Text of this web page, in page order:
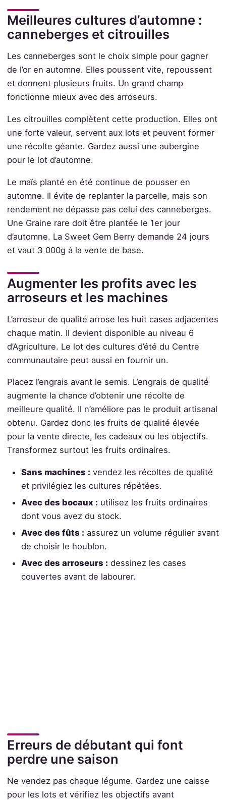
Meilleures cultures d’automne :
canneberges et citrouilles
Les canneberges sont le choix simple pour gagner
de l’or en automne. Elles poussent vite, repoussent
et donnent plusieurs fruits. Un grand champ
fonctionne mieux avec des arroseurs.
Les citrouilles complètent cette production. Elles ont
une forte valeur, servent aux lots et peuvent former
une récolte géante. Gardez aussi une aubergine
pour le lot d’automne.
Le maïs planté en été continue de pousser en
automne. Il évite de replanter la parcelle, mais son
rendement ne dépasse pas celui des canneberges.
Une Graine rare doit être plantée le 1er jour
d’automne. La Sweet Gem Berry demande 24 jours
et vaut 3 000g à la vente de base.
Augmenter les profits avec les
arroseurs et les machines
L’arroseur de qualité arrose les huit cases adjacentes
chaque matin. Il devient disponible au niveau 6
d’Agriculture. Le lot des cultures d’été du Centre
communautaire peut aussi en fournir un.
Placez l’engrais avant le semis. L’engrais de qualité
augmente la chance d’obtenir une récolte de
meilleure qualité. Il n’améliore pas le produit artisanal
obtenu. Gardez donc les fruits de qualité élevée
pour la vente directe, les cadeaux ou les objectifs.
Transformez surtout les fruits ordinaires.
Sans machines : vendez les récoltes de qualité
et privilégiez les cultures répétées.
Avec des bocaux : utilisez les fruits ordinaires
dont vous avez du stock.
Avec des fûts : assurez un volume régulier avant
de choisir le houblon.
Avec des arroseurs : dessinez les cases
couvertes avant de labourer.
Erreurs de débutant qui font
perdre une saison
Ne vendez pas chaque légume. Gardez une caisse
pour les lots et vérifiez les objectifs avant